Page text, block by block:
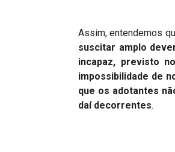
Assim, entendemos
suscitar amplo
incapaz, previsto
impossibilidade de
que os adotantes
daí decorrentes.